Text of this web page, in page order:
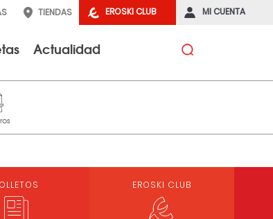
EROSKI CLUB MI CUENTA
TIENDAS
Actualidad
EROSKI CLUB